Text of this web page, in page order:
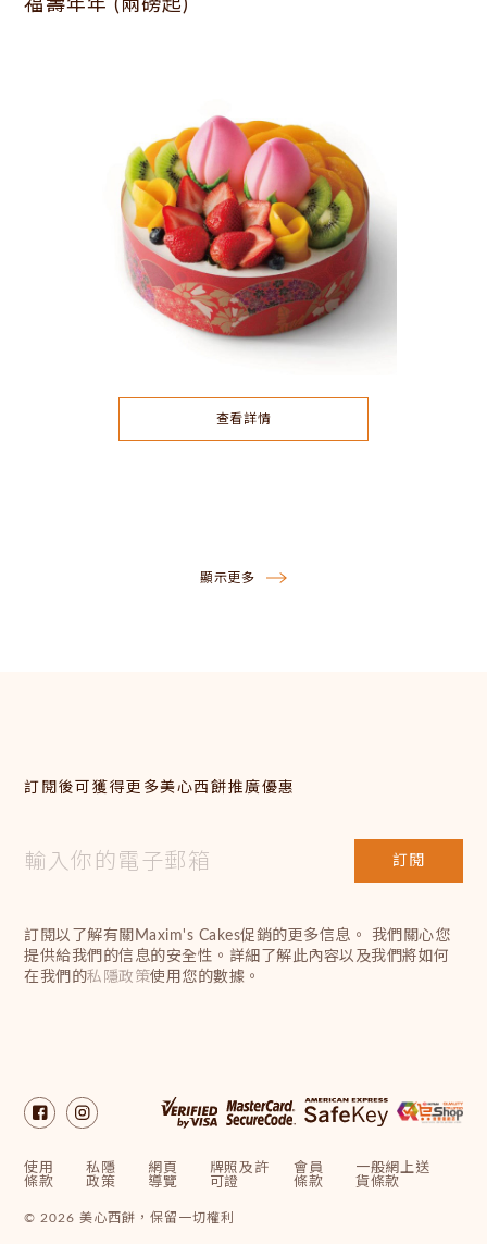
福壽年年 (兩磅起)
查看詳情
顯示更多
訂閱後可獲得更多美心西餅推廣優惠
訂閱
訂閱以了解有關Maxim's Cakes促銷的更多信息。 我們關心您
提供給我們的信息的安全性。詳細了解此內容以及我們將如何
在我們的私隱政策使用您的數據。
使用
條款
私隱
政策
網頁
導覽
牌照及許
可證
會員
條款
一般網上送
貨條款
© 2026 美心西餅，保留一切權利